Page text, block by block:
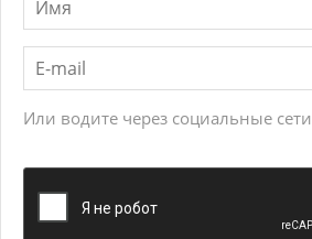
Или водите через социальные сети